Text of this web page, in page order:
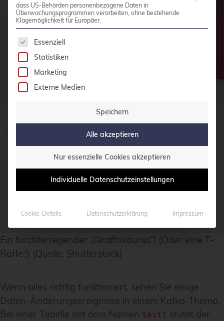
Ein furchterregender „Giraffosaurus“! (Oder eine T-
Raffe?) (Quelle: Shutterstock)
Wenn alles richtig funktioniert, sehen Sie einige
Daten-Änderungsereignisse in einem Kafka-Thema.
Bei einer Tabelle mit dem Namen test1 lautet der
dass US-Behörden personenbezogene Daten in
Überwachungsprogrammen verarbeiten, ohne bestehende
Klagemöglichkeit für Europäer.
Es folgt eine Liste der Service-Gruppen, für die
Essenziell
Statistiken
Marketing
Externe Medien
Speichern
Alle akzeptieren
Nur essenzielle Cookies akzeptieren
Individuelle Datenschutzeinstellungen
Cookie-Details Datenschutzerklärung Impressum